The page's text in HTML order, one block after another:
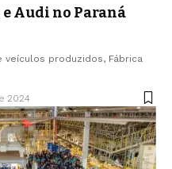
Audi no Paraná
veículos produzidos, Fábrica
2024